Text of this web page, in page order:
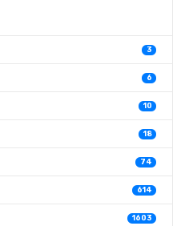
3
6
10
18
74
614
1603